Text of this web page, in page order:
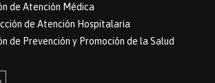
de Atención Médica
de Atención Hospitalaria
de Prevención y Promoción de la Salud